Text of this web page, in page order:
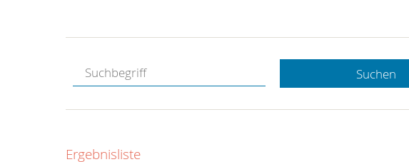
Hotline.
gerne.
Suchen
Ergebnisliste